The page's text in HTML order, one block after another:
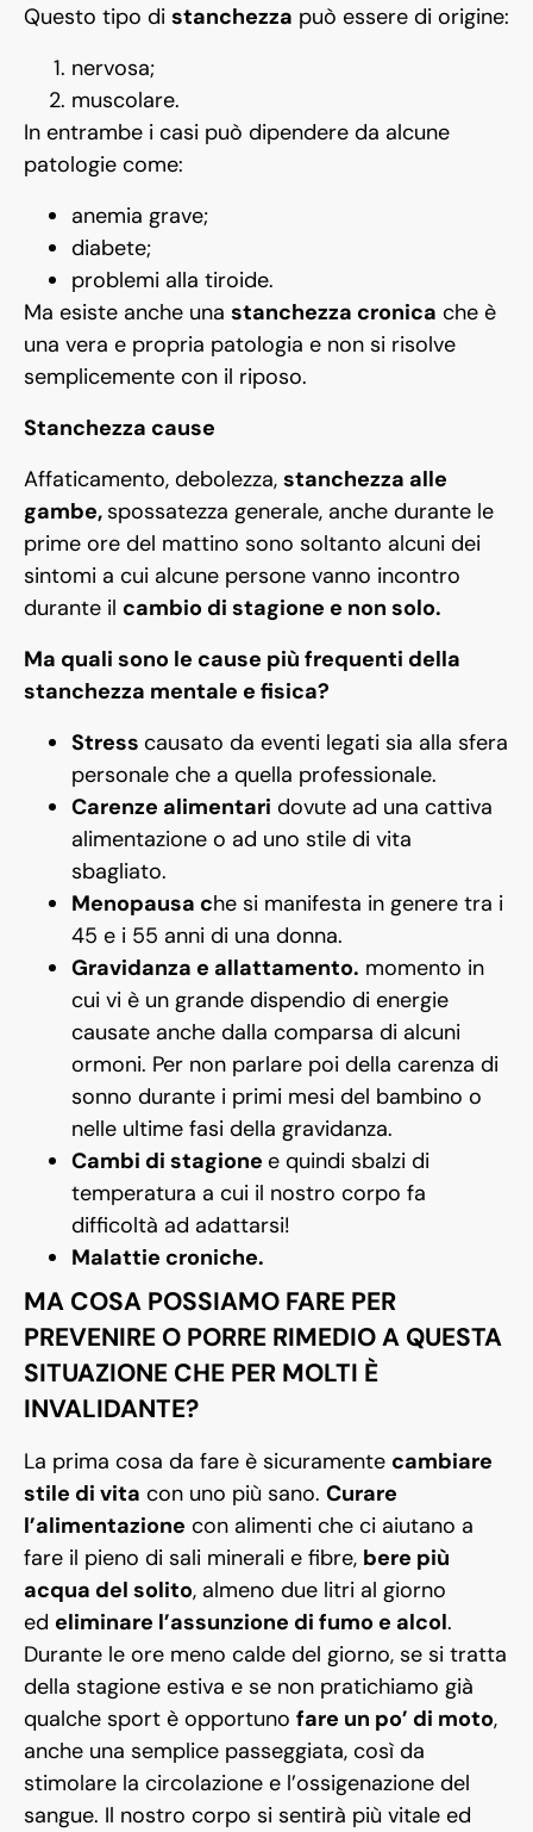
Questo tipo di stanchezza può essere di origine:
nervosa;
muscolare.
In entrambe i casi può dipendere da alcune
patologie come:
anemia grave;
diabete;
problemi alla tiroide.
Ma esiste anche una stanchezza cronica che è
una vera e propria patologia e non si risolve
semplicemente con il riposo.
Stanchezza cause
Affaticamento, debolezza, stanchezza alle
gambe,spossatezza generale, anche durante le
prime ore del mattino sono soltanto alcuni dei
sintomi a cui alcune persone vanno incontro
durante il cambio di stagione e non solo.
Ma quali sono le cause più frequenti della
stanchezza mentale e fisica?
Stress causato da eventi legati sia alla sfera
personale che a quella professionale.
Carenze alimentari dovute ad una cattiva
alimentazione o ad uno stile di vita
sbagliato.
Menopausa che si manifesta in genere tra i
45 e i 55 anni di una donna.
Gravidanza e allattamento. momento in
cui vi è un grande dispendio di energie
causate anche dalla comparsa di alcuni
ormoni. Per non parlare poi della carenza di
sonno durante i primi mesi del bambino o
nelle ultime fasi della gravidanza.
Cambi di stagione e quindi sbalzi di
temperatura a cui il nostro corpo fa
difficoltà ad adattarsi!
Malattie croniche.
MA COSA POSSIAMO FARE PER
PREVENIRE O PORRE RIMEDIO A QUESTA
SITUAZIONE CHE PER MOLTI È
INVALIDANTE?
La prima cosa da fare è sicuramente cambiare
stile di vita con uno più sano. Curare
l’alimentazione con alimenti che ci aiutano a
fare il pieno di sali minerali e fibre, bere più
acqua del solito, almeno due litri al giorno
ed eliminare l’assunzione di fumo e alcol.
Durante le ore meno calde del giorno, se si tratta
della stagione estiva e se non pratichiamo già
qualche sport è opportuno fare un po’ di moto,
anche una semplice passeggiata, così da
stimolare la circolazione e l’ossigenazione del
sangue. Il nostro corpo si sentirà più vitale ed